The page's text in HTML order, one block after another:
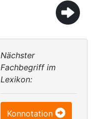
Nächster
Fachbegriff im
Lexikon:
Konnotation